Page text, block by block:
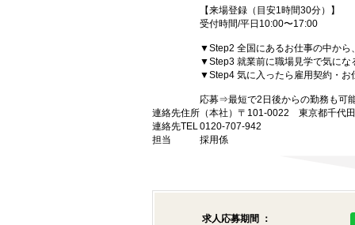
【来場登録（目安1時間30分）】
受付時間/平日10:00〜17:00
▼Step2 全国にあるお仕事の中から
▼Step3 就業前に職場見学で気にな
▼Step4 気に入ったら雇用契約・お
応募⇒最短で2日後からの勤務も可
連絡先住所 （本社）〒101-0022 東京都千代
連絡先TEL0120-707-942
担当
採用係
求人応募期間 ：